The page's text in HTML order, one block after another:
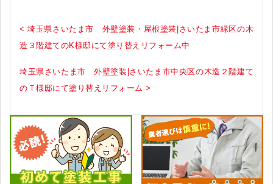
< 埼玉県さいたま市 外壁塗装・屋根塗装|さいたま市緑区の木
造３階建てのK様邸にて塗り替えリフォーム中
埼玉県さいたま市 外壁塗装|さいたま市中央区の木造２階建て
のＴ様邸にて塗り替えリフォーム >